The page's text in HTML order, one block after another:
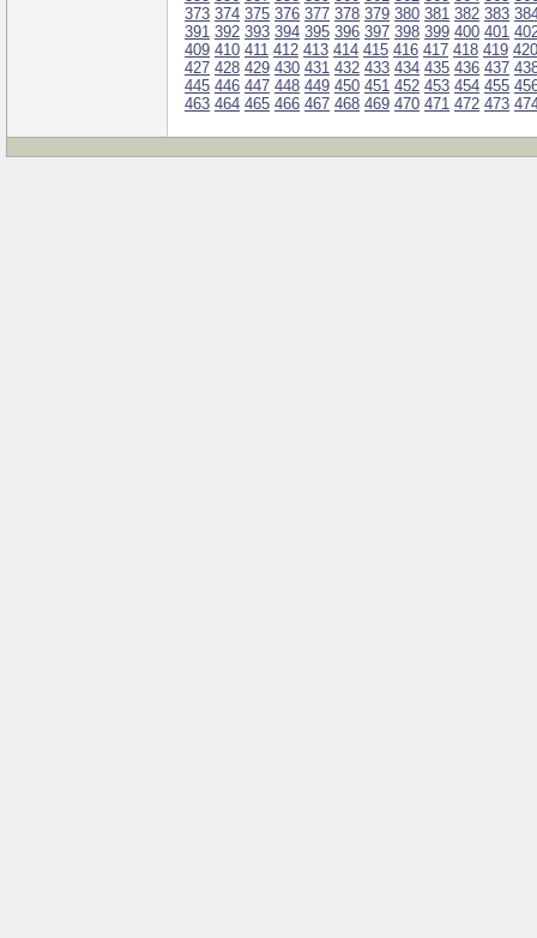
373 374 375 376 377 378 379 380 381 382 383
391 392 393 394 395 396 397 398 399 400 401
409 410 411 412 413 414 415 416 417 418 419 420
427 428 429 430 431 432 433 434 435 436 437
445 446 447 448 449 450 451 452 453 454 455
463 464 465 466 467 468 469 470 471 472 473